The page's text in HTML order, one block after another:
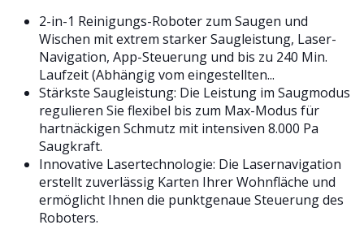
2-in-1 Reinigungs-Roboter zum Saugen und
Wischen mit extrem starker Saugleistung, Laser-
Navigation, App-Steuerung und bis zu 240 Min.
Laufzeit (Abhängig vom eingestellten...
Stärkste Saugleistung: Die Leistung im Saugmodus
regulieren Sie flexibel bis zum Max-Modus für
hartnäckigen Schmutz mit intensiven 8.000 Pa
Saugkraft.
Innovative Lasertechnologie: Die Lasernavigation
erstellt zuverlässig Karten Ihrer Wohnfläche und
ermöglicht Ihnen die punktgenaue Steuerung des
Roboters.